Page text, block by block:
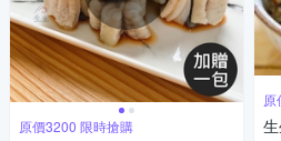
原價3200 限時搶購